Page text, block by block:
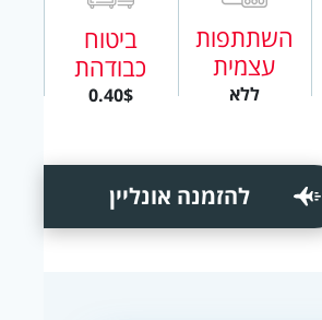
השתתפות
עצמית
ללא
ביטוח
כבודהת
0.40$
להזמנה אונליין